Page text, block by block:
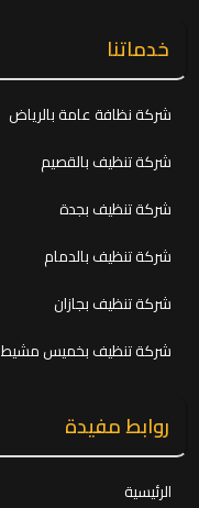
خدماتنا
شركة نظافة عامة بالرياض
شركة تنظيف بالقصيم
شركة تنظيف بجدة
شركة تنظيف بالدمام
شركة تنظيف بجازان
شركة تنظيف بخميس مشيط
روابط مفيدة
الرئيسية